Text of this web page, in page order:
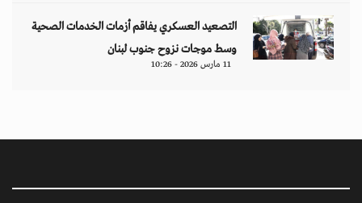
التصعيد العسكري يفاقم أزمات الخدمات الصحية
وسط موجات نزوح جنوب لبنان
11 مارس 2026 - 10:26